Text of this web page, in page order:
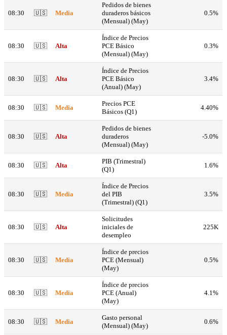
08:30 🇺🇸 Media
Pedidos de bienes
duraderos básicos
(Mensual) (May)
0.5%
08:30 🇺🇸 Alta
Índice de Precios
PCE Básico
(Mensual) (May)
0.3%
08:30 🇺🇸 Alta
Índice de Precios
PCE Básico
(Anual) (May)
3.4%
08:30 🇺🇸 Media
Precios PCE
Básicos (Q1)
4.40%
08:30 🇺🇸 Alta
Pedidos de bienes
duraderos
(Mensual) (May)
-5.0%
08:30 🇺🇸 Alta
PIB (Trimestral)
(Q1)
1.6%
08:30 🇺🇸 Media
Índice de Precios
del PIB
(Trimestral) (Q1)
3.5%
08:30 🇺🇸 Alta
Solicitudes
iniciales de
desempleo
225K
08:30 🇺🇸 Media
Índice de precios
PCE (Mensual)
(May)
0.5%
08:30 🇺🇸 Media
Índice de precios
PCE (Anual)
(May)
4.1%
08:30 🇺🇸 Media
Gasto personal
(Mensual) (May)
0.6%